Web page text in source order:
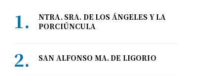
NTRA. SRA. DE LOS ÁNGELES Y LA
PORCIÚNCULA
SAN ALFONSO MA. DE LIGORIO